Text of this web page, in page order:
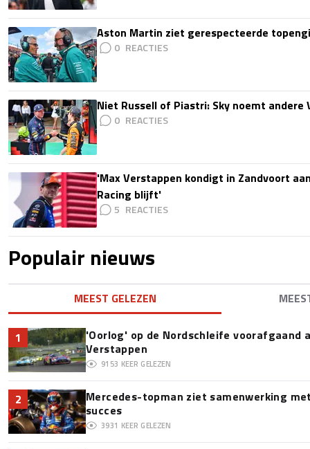
Aston Martin ziet gerespecteerde
0
Niet Russell of Piastri: Sky noemt
0
'Max Verstappen kondigt in Zandvoort
Racing blijft'
5
Populair nieuws
MEEST GELEZEN
1
'Oorlog' op de Nordschleife voorafgaand
Verstappen
9153 KEER GELEZEN
2
Mercedes-topman ziet samenwerking
succes
3931 KEER GELEZEN